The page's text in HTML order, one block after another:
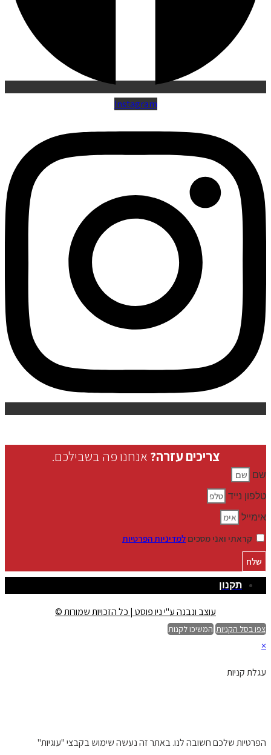
Instagram
צריכים עזרה? אנחנו פה בשבילכם.
שם
טלפון נייד
אימייל
קראתי ואני מסכים למדיניות הפרטיות
שלח
תקנון
עוצב ונבנה ע"י ניו פוסט | כל הזכויות שמורות ©
צפו בסל הקניות המשיכו לקנות
×
עגלת קניות
הפרטיות שלכם חשובה לנו. באתר זה נעשה שימוש בקבצי "עוגיות"